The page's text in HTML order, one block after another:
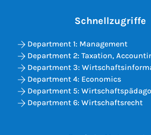
Schnellzugriffe
Department 1: Management
Department 2: Taxation,
Department 3:
Department 4: Economics
Department 5:
Department 6: Wirtschaftsrecht